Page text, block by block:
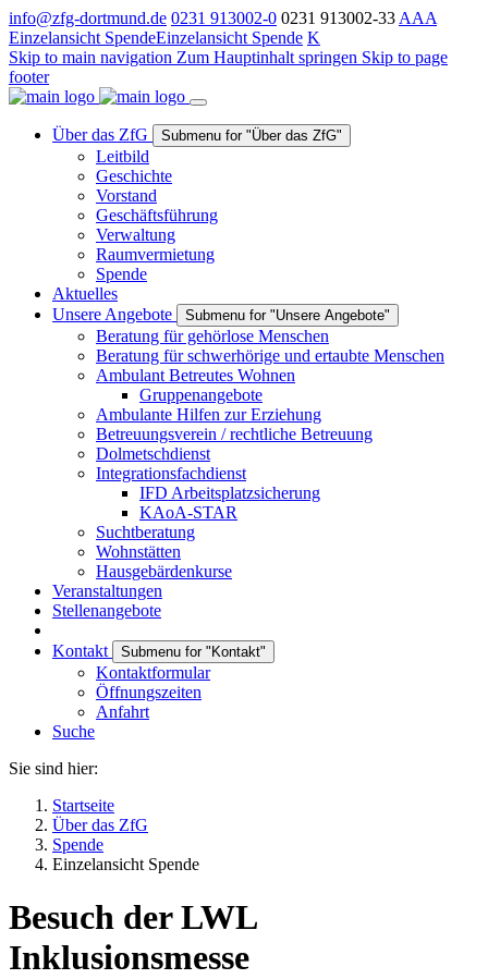
info@zfg-dortmund.de 0231 913002-0 0231 913002-33 AAA
Einzelansicht SpendeEinzelansicht Spende K
Skip to main navigation Zum Hauptinhalt springen Skip to page
footer
Über das ZfG Submenu for "Über das ZfG"
Leitbild
Geschichte
Vorstand
Geschäftsführung
Verwaltung
Raumvermietung
Spende
Aktuelles
Unsere Angebote
Submenu for "Unsere Angebote"
Beratung für gehörlose Menschen
Beratung für schwerhörige und ertaubte Menschen
Ambulant Betreutes Wohnen
Gruppenangebote
Ambulante Hilfen zur Erziehung
Betreuungsverein / rechtliche Betreuung
Dolmetschdienst
Integrationsfachdienst
IFD Arbeitsplatzsicherung
KAoA-STAR
Suchtberatung
Wohnstätten
Hausgebärdenkurse
Veranstaltungen
Stellenangebote
Kontakt Submenu for "Kontakt"
Kontaktformular
Öffnungszeiten
Anfahrt
Suche
Sie sind hier:
Startseite
Über das ZfG
Spende
Einzelansicht Spende
Besuch der LWL
Inklusionsmesse